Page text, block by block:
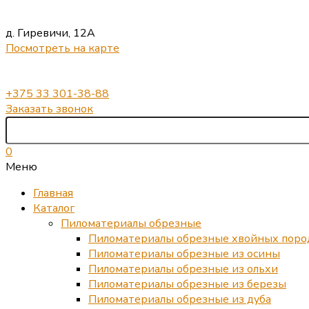
д. Гиревичи, 12А
Посмотреть на карте
+375 33 301-38-88
Заказать звонок
0
Меню
Главная
Каталог
Пиломатериалы обрезные
Пиломатериалы обрезные хвойных
Пиломатериалы обрезные из осины
Пиломатериалы обрезные из ольхи
Пиломатериалы обрезные из березы
Пиломатериалы обрезные из дуба